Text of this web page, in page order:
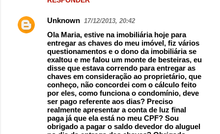
Unknown 17/12/2013, 20:42
Ola Maria, estive na imobiliária hoje para
entregar as chaves do meu imóvel, fiz vários
questionamentos e o dono da imobiliária se
exaltou e me falou um monte de besteiras, eu
disse que estava correndo para entregar as
chaves em consideração ao proprietário, que
conheço, não concordei com o cálculo feito
por eles, como funciona o condomínio, deve
ser pago referente aos dias? Preciso
realmente apresentar a conta de luz final
paga já que ela está no meu CPF? Sou
obrigado a pagar o saldo devedor do aluguel